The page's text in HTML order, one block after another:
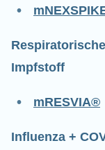
Impfstoff
mRESVIA®
Influenza +